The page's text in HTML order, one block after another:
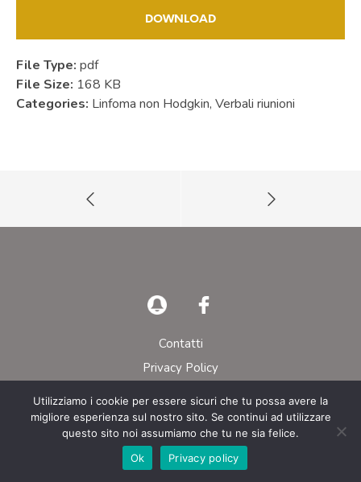
DOWNLOAD
File Type: pdf
File Size: 168 KB
Categories: Linfoma non Hodgkin, Verbali riunioni
Contatti
Privacy Policy
© AIEOP – Tutti i diritti riservati
Utilizziamo i cookie per essere sicuri che tu possa avere la
migliore esperienza sul nostro sito. Se continui ad utilizzare
questo sito noi assumiamo che tu ne sia felice.
Ok
Privacy policy